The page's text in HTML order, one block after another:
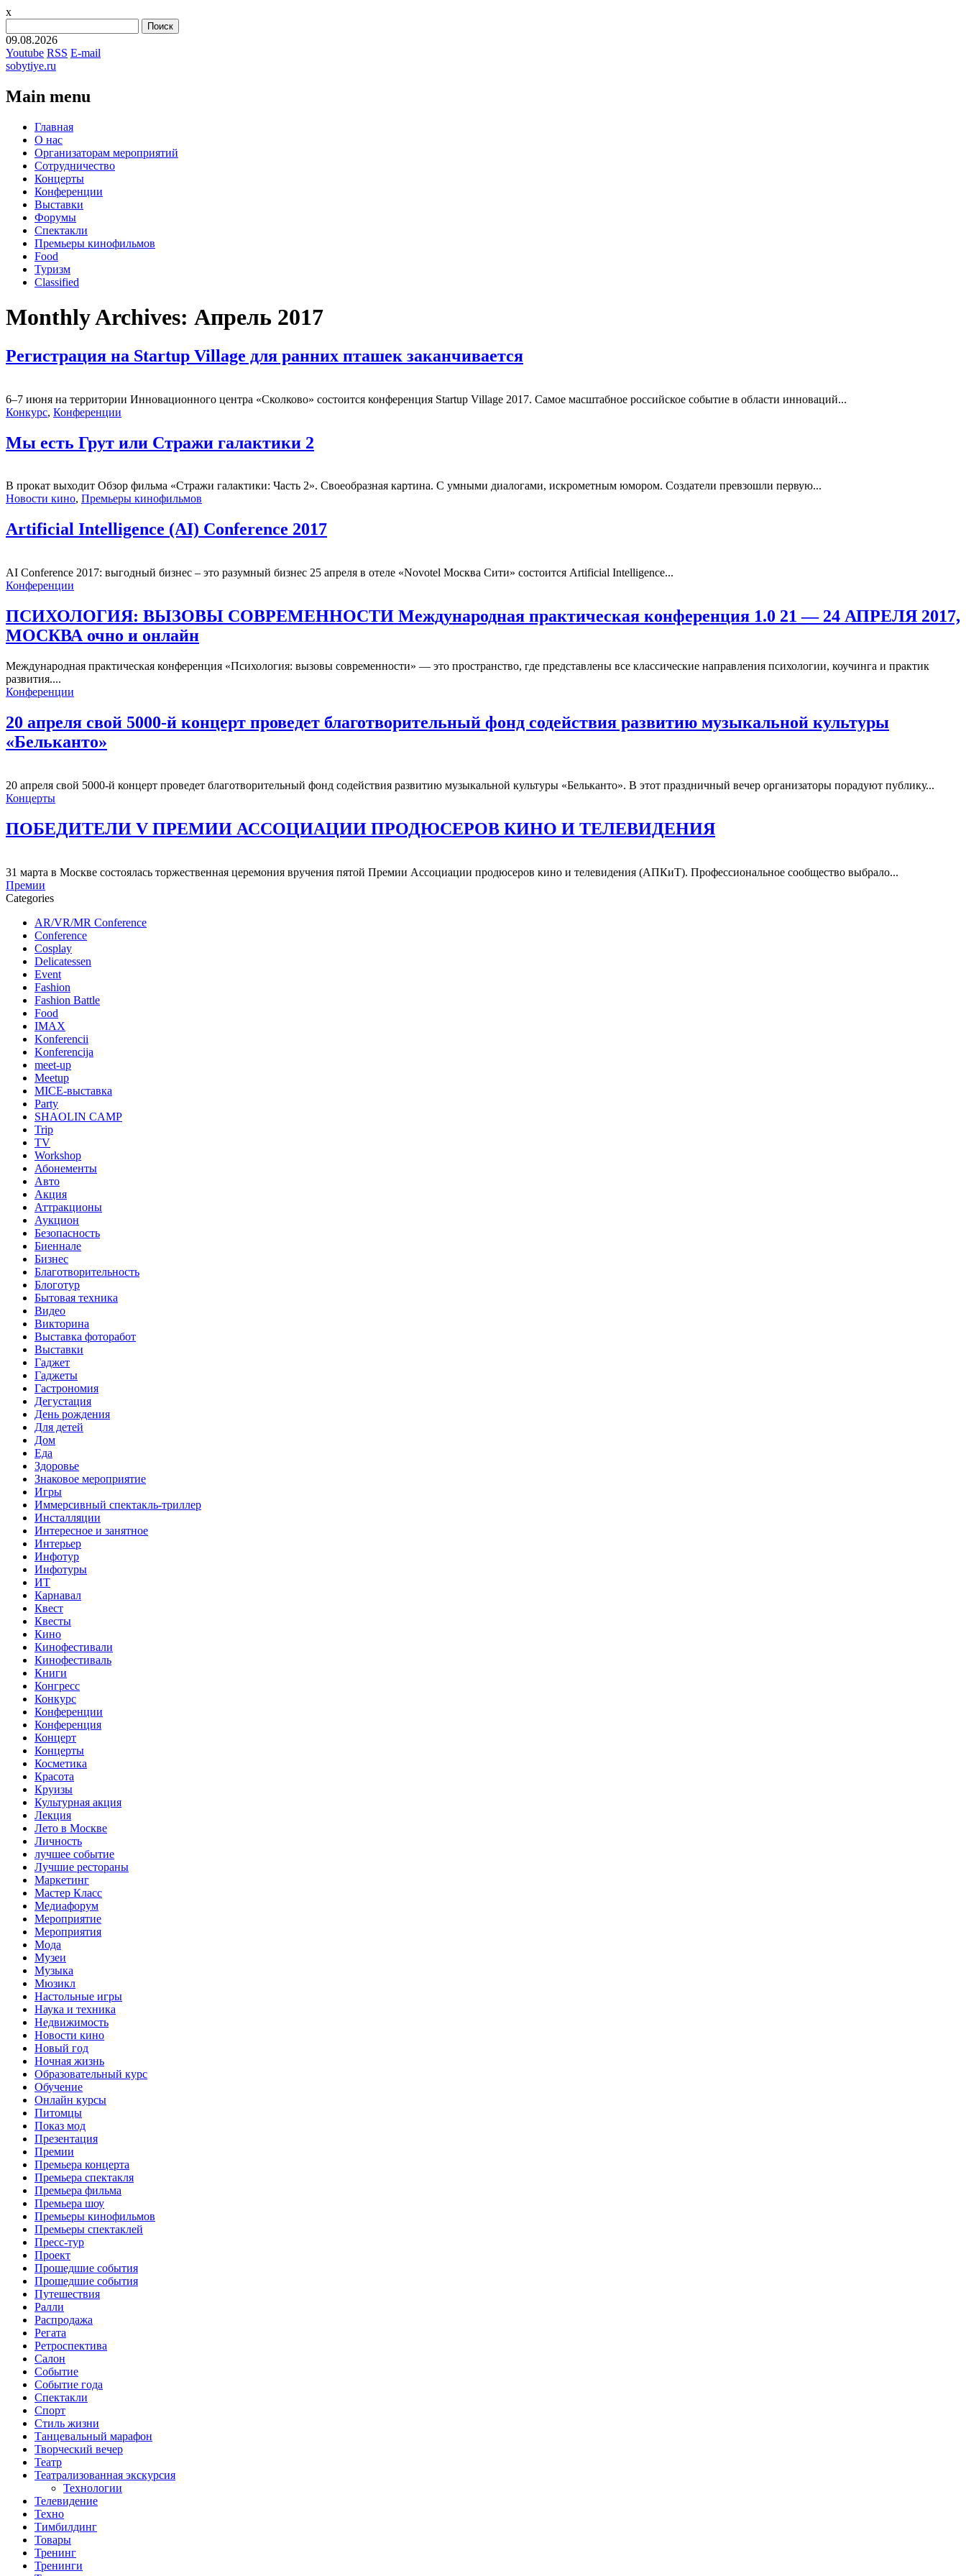
x
09.08.2026
Youtube RSS E-mail
sobytiye.ru
Main menu
Skip
content
Главная
О нас
Организаторам мероприятий
Сотрудничество
Концерты
Конференции
Выставки
Форумы
Спектакли
Премьеры кинофильмов
Food
Туризм
Сlassified
Monthly Archives: Апрель 2017
Регистрация на Startup Village для ранних пташек заканчивается
6–7 июня на территории Инновационного центра «Сколково» состоится конференция Startup Village 2017. Самое масштабное российское событие в области инноваций...
Конкурс, Конференции
Мы есть Грут или Стражи галактики 2
В прокат выходит Обзор фильма «Стражи галактики: Часть 2». Своеобразная картина. С умными диалогами, искрометным юмором. Создатели превзошли первую...
Новости кино, Премьеры кинофильмов
Artificial Intelligence (AI) Conference 2017
AI Conference 2017: выгодный бизнес – это разумный бизнес 25 апреля в отеле «Novotel Москва Сити» состоится Artificial Intelligence...
Конференции
ПСИХОЛОГИЯ: ВЫЗОВЫ СОВРЕМЕННОСТИ Международная практическая конференция 1.0 21 — 24 АПРЕЛЯ 2017,
МОСКВА очно и онлайн
Международная практическая конференция «Психология: вызовы современности» — это пространство, где представлены все классические направления психологии, коучинга и практик
развития....
Конференции
20 апреля свой 5000-й концерт проведет благотворительный фонд содействия развитию музыкальной культуры
«Бельканто»
20 апреля свой 5000-й концерт проведет благотворительный фонд содействия развитию музыкальной культуры «Бельканто». В этот праздничный вечер организаторы порадуют публику...
Концерты
ПОБЕДИТЕЛИ V ПРЕМИИ АССОЦИАЦИИ ПРОДЮСЕРОВ КИНО И ТЕЛЕВИДЕНИЯ
31 марта в Москве состоялась торжественная церемония вручения пятой Премии Ассоциации продюсеров кино и телевидения (АПКиТ). Профессиональное сообщество выбрало...
Премии
Categories
AR/VR/MR Conference
Conference
Cosplay
Delicatessen
Event
Fashion
Fashion Battle
Food
IMAX
Konferencii
Konferencija
meet-up
Meetup
MICE-выставка
Party
SHAOLIN CAMP
Trip
TV
Workshop
Абонементы
Авто
Акция
Аттракционы
Аукцион
Безопасность
Биеннале
Бизнес
Благотворительность
Блоготур
Бытовая техника
Видео
Викторина
Выставка фоторабот
Выставки
Гаджет
Гаджеты
Гастрономия
Дегустация
День рождения
Для детей
Дом
Еда
Здоровье
Знаковое мероприятие
Игры
Иммерсивный спектакль-триллер
Инсталляции
Интересное и занятное
Интерьер
Инфотур
Инфотуры
ИТ
Карнавал
Квест
Квесты
Кино
Кинофестивали
Кинофестиваль
Книги
Конгресс
Конкурс
Конференции
Конференция
Концерт
Концерты
Косметика
Красота
Круизы
Культурная акция
Лекция
Лето в Москве
Личность
лучшее событие
Лучшие рестораны
Маркетинг
Мастер Класс
Медиафорум
Мероприятие
Мероприятия
Мода
Музеи
Музыка
Мюзикл
Настольные игры
Наука и техника
Недвижимость
Новости кино
Новый год
Ночная жизнь
Образовательный курс
Обучение
Онлайн курсы
Питомцы
Показ мод
Презентация
Премии
Премьера концерта
Премьера спектакля
Премьера фильма
Премьера шоу
Премьеры кинофильмов
Премьеры спектаклей
Пресс-тур
Проект
Прошедшие события
Прошедшие события
Путешествия
Ралли
Распродажа
Регата
Ретроспектива
Салон
Событие
Событие года
Спектакли
Спорт
Стиль жизни
Танцевальный марафон
Творческий вечер
Театр
Театрализованная экскурсия
Технологии
Телевидение
Техно
Тимбилдинг
Товары
Тренинг
Тренинги